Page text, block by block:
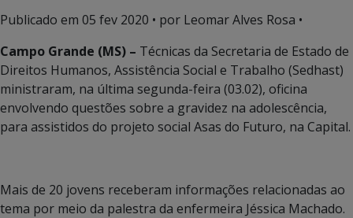
Publicado em 05 fev 2020 • por Leomar Alves Rosa •
Campo Grande (MS) – Técnicas da Secretaria de Estado de
Direitos Humanos, Assistência Social e Trabalho (Sedhast)
ministraram, na última segunda-feira (03.02), oficina
envolvendo questões sobre a gravidez na adolescência,
para assistidos do projeto social Asas do Futuro, na Capital.
Mais de 20 jovens receberam informações relacionadas ao
tema por meio da palestra da enfermeira Jéssica Machado.